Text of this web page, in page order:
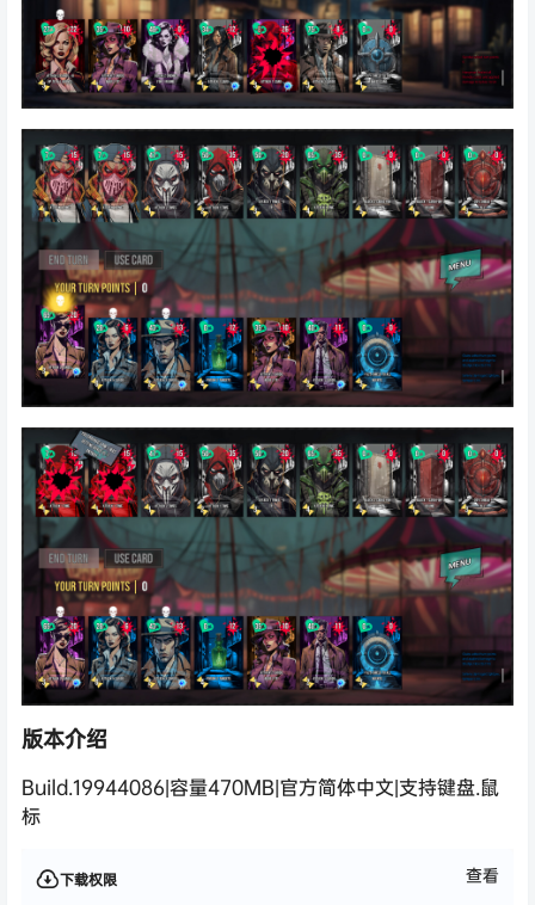
版本介绍
Build.19944086|容量470MB|官方简体中文|支持键盘.鼠
标
下载权限 查看